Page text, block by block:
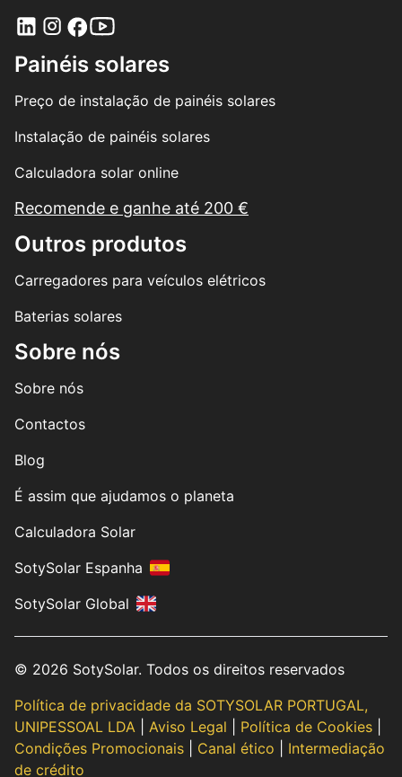
Painéis solares
Preço de instalação de painéis solares
Instalação de painéis solares
Calculadora solar online
Recomende e ganhe até 200 €
Outros produtos
Carregadores para veículos elétricos
Baterias solares
Sobre nós
Sobre nós
Contactos
Blog
É assim que ajudamos o planeta
Calculadora Solar
SotySolar Espanha
SotySolar Global
© 2026 SotySolar. Todos os direitos reservados
Política de privacidade da SOTYSOLAR PORTUGAL,
UNIPESSOAL LDA
Aviso Legal Política de Cookies
Condições Promocionais
Canal ético
Intermediação
de crédito